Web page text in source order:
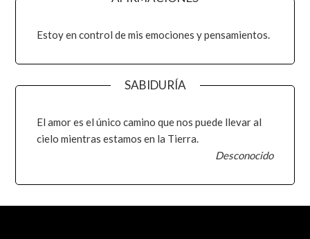
Estoy en control de mis emociones y pensamientos.
SABIDURÍA
El amor es el único camino que nos puede llevar al
cielo mientras estamos en la Tierra.
Desconocido